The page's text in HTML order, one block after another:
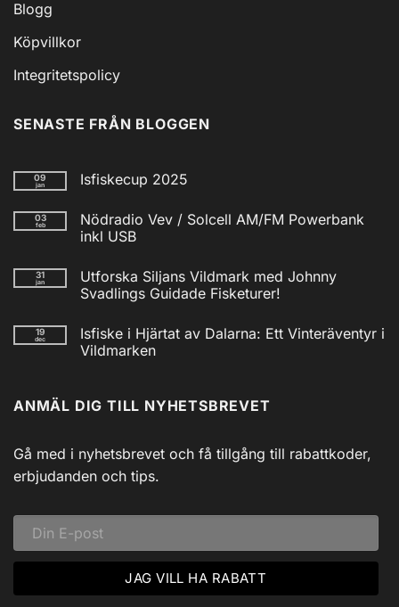
Blogg
Köpvillkor
Integritetspolicy
SENASTE FRÅN BLOGGEN
09
jan Isfiskecup 2025
till
Isfiskecup
2025
03
feb
Nödradio Vev / Solcell AM/FM Powerbank
inkl USB
till
Nödradio
Vev
AM/FM
Powerbank
inkl
31
jan
Utforska Siljans Vildmark med Johnny
Svadlings Guidade Fisketurer!
till
Utforska
Siljans
Svadlings
Guidade
19
dec
Isfiske i Hjärtat av Dalarna: Ett Vinteräventyr i
Vildmarken
Isfiske
i
Dalarna:
Ett
Vinteräventyr
i
ANMÄL DIG TILL NYHETSBREVET
Gå med i nyhetsbrevet och få tillgång till rabattkoder,
erbjudanden och tips.